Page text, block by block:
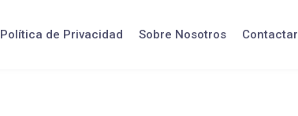
Política de Privacidad Sobre Nosotros Contactar